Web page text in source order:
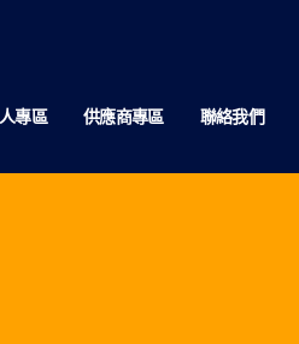
專區 供應商專區 聯絡我們